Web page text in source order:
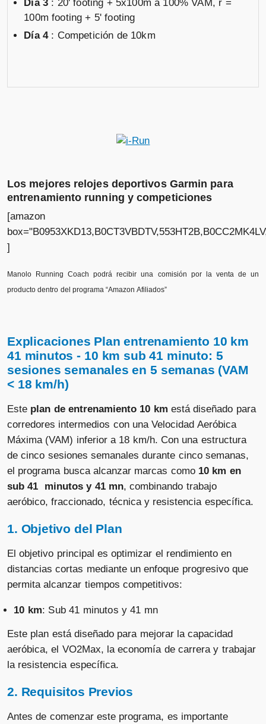
Día 3 : 20' footing + 5x100m a 100% VAM, r =
100m footing + 5' footing
Día 4: Competición de 10km
Los mejores relojes deportivos Garmin para
entrenamiento running y competiciones
[amazon
]
Manolo Running Coach podrá recibir una comisión por la venta de un
producto dentro del programa “Amazon Afiliados”
Explicaciones Plan entrenamiento 10 km
41 minutos - 10 km sub 41 minuto: 5
sesiones semanales en 5 semanas (VAM
< 18 km/h)
Este plan de entrenamiento 10 km está diseñado para
corredores intermedios con una Velocidad Aeróbica
Máxima (VAM) inferior a 18 km/h. Con una estructura
de cinco sesiones semanales durante cinco semanas,
el programa busca alcanzar marcas como 10 km en
sub 41 minutos y 41 mn, combinando trabajo
aeróbico, fraccionado, técnica y resistencia específica.
1. Objetivo del Plan
El objetivo principal es optimizar el rendimiento en
distancias cortas mediante un enfoque progresivo que
permita alcanzar tiempos competitivos:
10 km: Sub 41 minutos y 41 mn
Este plan está diseñado para mejorar la capacidad
aeróbica, el VO2Max, la economía de carrera y trabajar
la resistencia específica.
2. Requisitos Previos
Antes de comenzar este programa, es importante